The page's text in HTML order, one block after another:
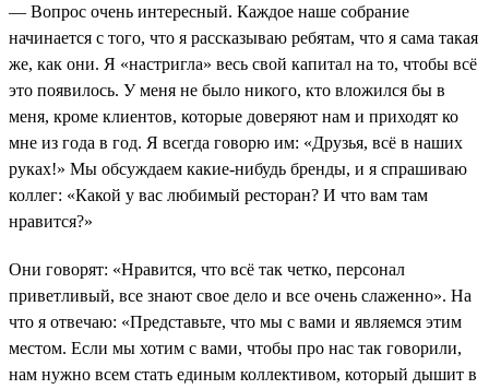
— Вопрос очень интересный. Каждое наше собрание
начинается с того, что я рассказываю ребятам, что я сама такая
же, как они. Я «настригла» весь свой капитал на то, чтобы всё
это появилось. У меня не было никого, кто вложился бы в
меня, кроме клиентов, которые доверяют нам и приходят ко
мне из года в год. Я всегда говорю им: «Друзья, всё в наших
руках!» Мы обсуждаем какие-нибудь бренды, и я спрашиваю
коллег: «Какой у вас любимый ресторан? И что вам там
нравится?»
Они говорят: «Нравится, что всё так четко, персонал
приветливый, все знают свое дело и все очень слаженно». На
что я отвечаю: «Представьте, что мы с вами и являемся этим
местом. Если мы хотим с вами, чтобы про нас так говорили,
нам нужно всем стать единым коллективом, который дышит в